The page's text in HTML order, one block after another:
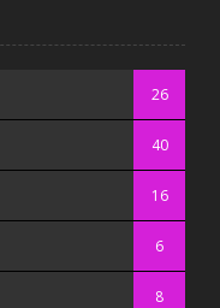
26
40
16
6
8